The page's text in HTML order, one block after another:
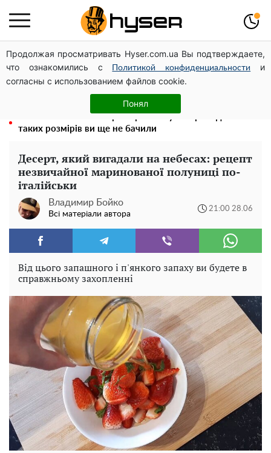
Продолжая просматривать Hyser.com.ua Вы подтверждаете,
что ознакомились с
Политикой конфиденциальности
и
согласны с использованием файлов cookie.
Понял
Гола Олена Тополя у цікавих позах змусила відвисати
щелепи: злив відео – було лише початком
Олена Тополя злив відео – це далеко не все: фронтмен
"Антитіла" Тарас Тополя став наступним
таких розмірів ви ще не бачили
Десерт, який вигадали на небесах: рецепт
незвичайної маринованої полуниці по-
італійськи
Владимир Бойко
Всі матеріали автора
21:00 28.06
Від цього запашного і п'янкого запаху ви будете в
справжньому захопленні